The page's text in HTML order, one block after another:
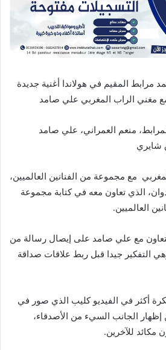
مرابط المقيم في هولاندا أغنية جديدة
مع مغني الراب المغربي علي صامد
منعم العمراني، علي صامد
شايري
مع مجموعة من الفنانين العالميين،
الذي تعاون معه في كتابة مجموعة
العالميين.
مع علي صامد على إيصال رسالة من
وهي التفكير جيدا قبل ربط علاقات صداقة
أكثر في الفيديو كليب الذي صور في
إظهار الجانب السيء من الأصدقاء،
مكائد للآخرين.